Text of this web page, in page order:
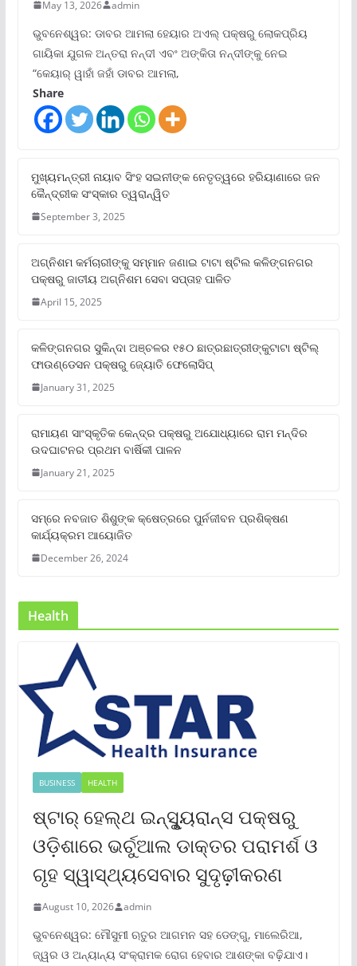
May 13, 2026 admin
ଭୁବନେଶ୍ୱର: ଡାବର ଆମଲା ହେୟାର ଅଏଲ୍ ପକ୍ଷରୁ ଲୋକପ୍ରିୟ
ଗାୟିକା ଯୁଗଳ ଅନ୍ତରା ନନ୍ଦୀ ଏବଂ ଅଙ୍କିତା ନନ୍ଦୀଙ୍କୁ ନେଇ
“କେୟାର୍ ୱାହାଁ ଜହାଁ ଡାବର ଆମଲା,
Share
ମୁଖ୍ୟମନ୍ତ୍ରୀ ନାୟାବ ସିଂହ ସଇନୀଙ୍କ ନେତୃତ୍ୱରେ ହରିୟାଣାରେ ଜନ
କୈନ୍ଦ୍ରୀକ ସଂସ୍କାର ତ୍ୱରାନ୍ୱିତ
September 3, 2025
ଅଗ୍ନିଶମ କର୍ମଚାରୀଙ୍କୁ ସମ୍ମାନ ଜଣାଇ ଟାଟା ଷ୍ଟିଲ କଳିଙ୍ଗନଗର
ପକ୍ଷରୁ ଜାତୀୟ ଅଗ୍ନିଶମ ସେବା ସପ୍ତାହ ପାଳିତ
April 15, 2025
କଳିଙ୍ଗନଗର ସୁକିନ୍ଦା ଅଞ୍ଚଳର ୧୫୦ ଛାତ୍ରଛାତ୍ରୀଙ୍କୁଟାଟା ଷ୍ଟିଲ୍
ଫାଉଣ୍ଡେସନ ପକ୍ଷରୁ ଜ୍ୟୋତି ଫେଲୋସିପ୍‌
January 31, 2025
ରାମାୟଣ ସାଂସ୍କୃତିକ କେନ୍ଦ୍ର ପକ୍ଷରୁ ଅଯୋଧ୍ୟାରେ ରାମ ମନ୍ଦିର
ଉଦଘାଟନର ପ୍ରଥମ ବାର୍ଷିକୀ ପାଳନ
January 21, 2025
ସମ୍‌ରେ ନବଜାତ ଶିଶୁଙ୍କ କ୍ଷେତ୍ରରେ ପୁର୍ନଜୀବନ ପ୍ରଶିକ୍ଷଣ
କାର୍ଯ୍ୟକ୍ରମ ଆୟୋଜିତ
December 26, 2024
Health
BUSINESS HEALTH
ଷ୍ଟାର୍ ହେଲ୍‌ଥ ଇନ୍‌ସୁୃ୍ୟରାନ୍ସ ପକ୍ଷରୁ
ଓଡ଼ିଶାରେ ଭର୍ଚୁଆଲ ଡାକ୍ତର ପରାମର୍ଶ ଓ
ଗୃହ ସ୍ୱାସ୍ଥ୍ୟସେବାର ସୁଦୃଢ଼ୀକରଣ
August 10, 2026 admin
ଭୁବନେଶ୍ୱର: ମୌସୁମୀ ଋତୁର ଆଗମନ ସହ ଡେଙ୍ଗୁ, ମାଲେରିଆ,
ଜ୍ୱର ଓ ଅନ୍ୟାନ୍ୟ ସଂକ୍ରାମକ ରୋଗ ହେବାର ଆଶଙ୍କା ବଢ଼ିଯାଏ।